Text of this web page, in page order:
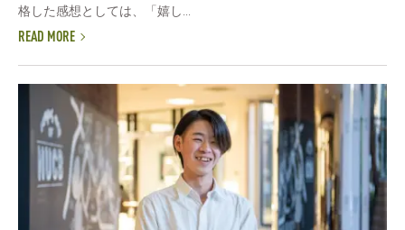
格した感想としては、「嬉し...
READ MORE